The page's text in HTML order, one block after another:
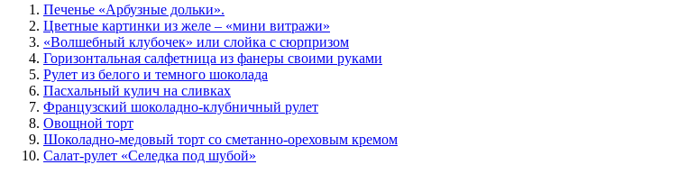
Печенье «Арбузные дольки».
Цветные картинки из желе – «мини витражи»
«Волшебный клубочек» или слойка с сюрпризом
Горизонтальная салфетница из фанеры своими руками
Рулет из белого и темного шоколада
Пасхальный кулич на сливках
Французский шоколадно-клубничный рулет
Овощной торт
Шоколадно-медовый торт со сметанно-ореховым кремом
Салат-рулет «Селедка под шубой»